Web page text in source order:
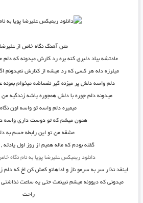
متن آهنگ نگاه خاص از علیرضا
عادتشه بیاد دلبری کنه بره رد کارش میدونه که
میلرزه دله هر کسی که رد میشه از کنارش نمیدونم
دلم واسه دلش پر میزنه گیر نفساشه میخوام
میدونه دلم جوره با دلش همجوره پاشه زندگیه
میمیره دلم واسه تو واسه اون
همون میشم که تو دوست داری واسه
عشقه من تو این رابطه حسم به
گفته بودم که ماله همیم از روز اول یادته ,
دانلود ریمیکس علیرضا پویا به نام نگاه
اینقد نذار سر به سرمو ناز و اداهاتو کمش کن اخ که دلم
میدونی که دیوونه میشم نبینمت حتی یه ساعت
راحت